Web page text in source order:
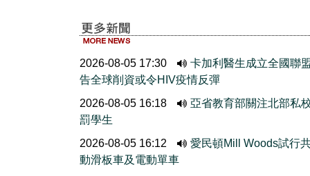
2026-08-05 17:30
卡加利醫生成立全國聯
告全球削資或令HIV疫情反彈
2026-08-05 16:18
亞省教育部關注北部私
罰學生
2026-08-05 16:12
愛民頓Mill Woods試行
動滑板車及電動單車